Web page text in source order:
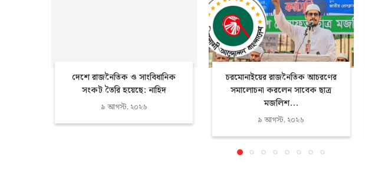
দেশে রাজনৈতিক ও সাংবিধানিক
সংকট তৈরি হয়েছে: নাহিদ
৯ আগস্ট, ২০২৬
চরমোনাইয়ের রাজনৈতিক আচরণের
সমালোচনা করলেন সাবেক ছাত্র
মজলিশ...
৯ আগস্ট, ২০২৬